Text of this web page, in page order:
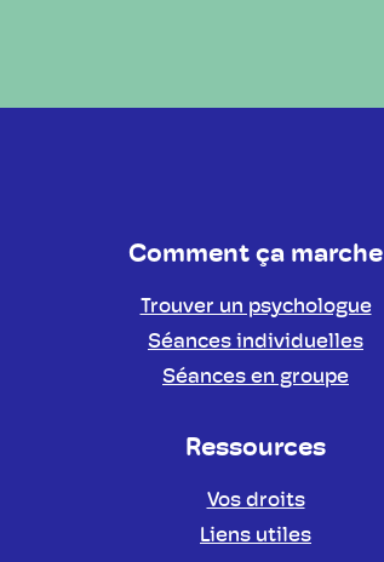
Comment ça marche
Trouver un psychologue
Séances individuelles
Séances en groupe
Ressources
Vos droits
Liens utiles